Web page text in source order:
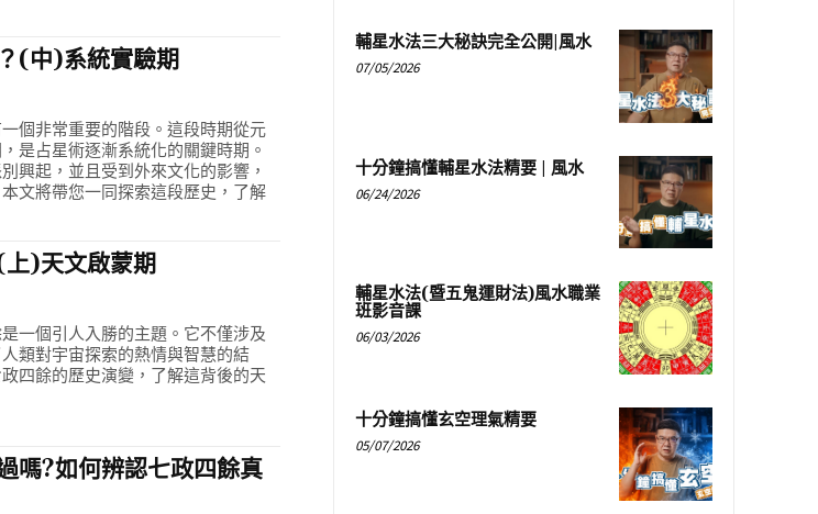
(中)系統實驗期
個非常重要的階段。這段時期從元
是占星術逐漸系統化的關鍵時期。
興起，並且受到外來文化的影響，
文將帶您一同探索這段歷史，了解
)天文啟蒙期
一個引人入勝的主題。它不僅涉及
類對宇宙探索的熱情與智慧的結
四餘的歷史演變，了解這背後的天
嗎?如何辨認七政四餘真
輔星水法三大秘訣完全公開|風水
07/05/2026
十分鐘搞懂輔星水法精要 | 風水
06/24/2026
輔星水法(暨五鬼運財法)風水職業
班影音課
06/03/2026
十分鐘搞懂玄空理氣精要
05/07/2026